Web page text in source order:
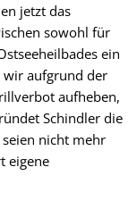
jetzt das
sowohl für
ein
wir aufgrund der
aufheben,
Schindler die
nicht mehr
eigene